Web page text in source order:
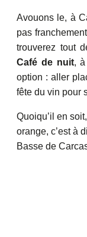
Avouons le, à
pas
trouverez tout
Café de nuit, à
option : aller
fête du vin pour
Quoiqu’il en
orange, c’est à
Basse de